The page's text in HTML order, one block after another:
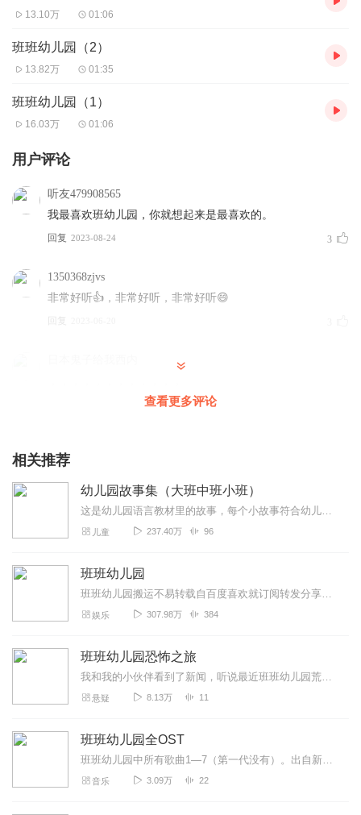
13.10万 01:06
班班幼儿园（2）
13.82万 01:35
班班幼儿园（1）
16.03万 01:06
用户评论
听友479908565
我最喜欢班幼儿园，你就想起来是最喜欢的。
回复 2023-08-24 3
1350368zjvs
非常好听👍，非常好听，非常好听😄
回复
无法评分的我十分难受☹️怎么办？求五星好评⭐️
2023-05-15
哈基米爱月薪喵
2024-01-23
重原著的，有迹可循，又结合小学生的现状，有趣有料有
小朋友都喜欢听哦！加油加油！
HIMyyds
云小鬼请不要在这里发视频，OK?
查看更多评论
相关推荐
幼儿园故事集（大班中班小班）
这是幼儿园语言教材里的故事，每个小故事符合幼儿的年龄特点，通过一个个小故事让幼儿体会一些简单易懂的道理。
儿童 237.40万 96
班班幼儿园
班班幼儿园搬运不易转载自百度喜欢就订阅转发分享非原创
娱乐 307.98万 384
班班幼儿园恐怖之旅
我和我的小伙伴看到了新闻，听说最近班班幼儿园荒废了，而且还有很多人找不到了，我们便跑去了那里，没想到这便是厄运的开始，我们在之中经历了许多怪物的的攻击和追逐，最...
悬疑 8.13万 11
班班幼儿园全OST
班班幼儿园中所有歌曲1—7（第一代没有）。出自新欣兄弟
音乐 3.09万 22